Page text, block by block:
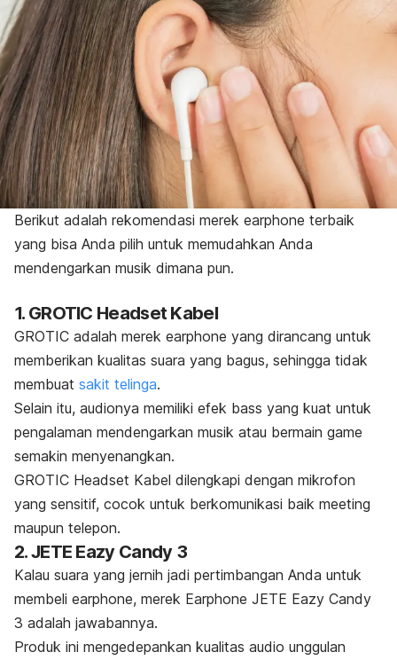
Berikut adalah rekomendasi merek earphone terbaik
yang bisa Anda pilih untuk memudahkan Anda
mendengarkan musik dimana pun.
1. GROTIC Headset Kabel
GROTIC adalah merek earphone yang dirancang untuk
memberikan kualitas suara yang bagus, sehingga tidak
membuat sakit telinga.
Selain itu, audionya memiliki efek bass yang kuat untuk
pengalaman mendengarkan musik atau bermain game
semakin menyenangkan.
GROTIC Headset Kabel dilengkapi dengan mikrofon
yang sensitif, cocok untuk berkomunikasi baik meeting
maupun telepon.
2. JETE Eazy Candy 3
Kalau suara yang jernih jadi pertimbangan Anda untuk
membeli earphone, merek Earphone JETE Eazy Candy
3 adalah jawabannya.
Produk ini mengedepankan kualitas audio unggulan